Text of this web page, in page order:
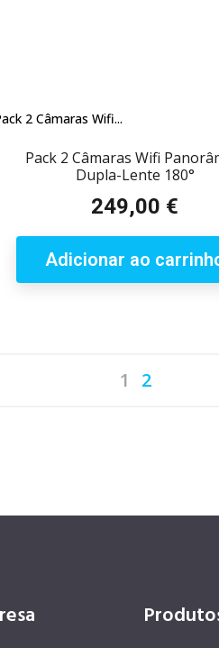
Pack 2 Câmaras Wifi
Dupla-Lente 180°
Preço
249,00 €
Adicionar ao
1 2